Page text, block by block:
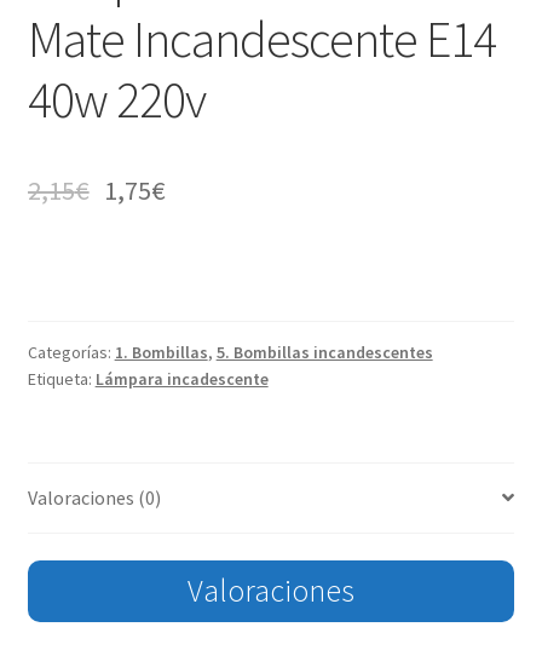
Mate Incandescente E14
40w 220v
2,15€ 1,75€
Categorías: 1. Bombillas, 5. Bombillas incandescentes
Etiqueta: Lámpara incadescente
Valoraciones (0)
Valoraciones